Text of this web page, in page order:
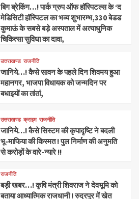
बिग ब्रेकिंग…! पार्क ग्रुप ऑफ हॉस्पिटल्स के ‘द
मेडिसिटी हॉस्पिटल का भव्य शुभारम्भ,330 बेडड
कुमाऊं के सबसे बड़े अस्पताल में अत्याधुनिक
चिकित्सा सुविधा का दावा,
उत्तराखण्ड राजनीति
जानिये…! कैसे सावन के पहले दिन शिवमय हुआ
महानगर, भाजपा विधायक को जन्मदिन पर
बधाइयों का तांतां,
उत्तराखण्ड क्राइम राजनीति
जानिये…! कैसे सिस्टम की कृपादृष्टि ने बदली
भू-माफिया की किस्मत ! पुल निर्माण की अनुमति
से करोड़ों के वारे-न्यारे !!
राजनीति
बड़ी खबर…! कृषि मंत्री शिवराज ने देवभूमि को
बताया आध्यात्मिक राजधानी ! रुद्रपुर में खेत